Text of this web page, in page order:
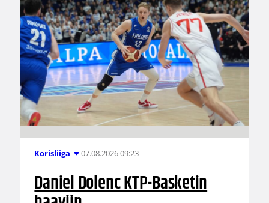
Korisliiga 07.08.2026 09:23
Daniel Dolenc KTP-Basketin